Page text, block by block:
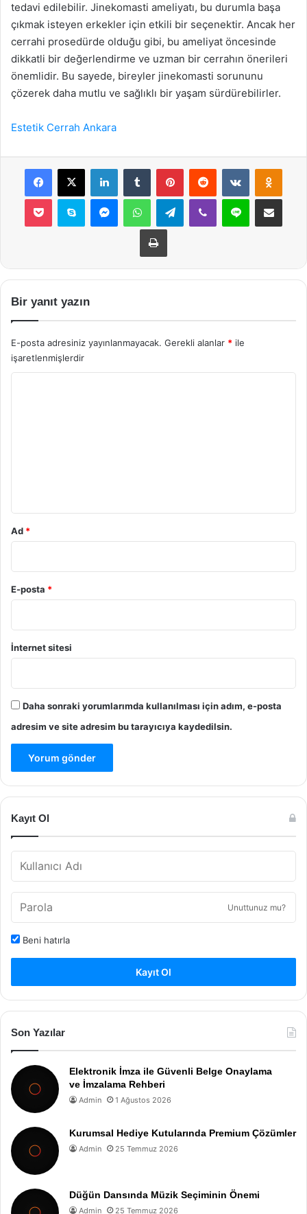
tedavi edilebilir. Jinekomasti ameliyatı, bu durumla başa
çıkmak isteyen erkekler için etkili bir seçenektir. Ancak her
cerrahi prosedürde olduğu gibi, bu ameliyat öncesinde
dikkatli bir değerlendirme ve uzman bir cerrahın önerileri
önemlidir. Bu sayede, bireyler jinekomasti sorununu
çözerek daha mutlu ve sağlıklı bir yaşam sürdürebilirler.
Estetik Cerrah Ankara
Facebook
X LinkedInTumblr PinterestReddit VKontakte
Pocket Skype MessengerWhatsAppTelegramViber Line E-Posta ile
Yazdır
Bir yanıt yazın
E-posta adresiniz yayınlanmayacak. Gerekli alanlar * ile
işaretlenmişlerdir
Ad *
E-posta *
İnternet sitesi
Daha sonraki yorumlarımda kullanılması için adım, e-posta
adresim ve site adresim bu tarayıcıya kaydedilsin.
Kayıt Ol
Unuttunuz mu?
Beni hatırla
Kayıt Ol
Son Yazılar
Elektronik İmza ile Güvenli Belge Onaylama
ve İmzalama Rehberi
Admin 1 Ağustos 2026
Kurumsal Hediye Kutularında Premium Çözümler
Admin 25 Temmuz 2026
Düğün Dansında Müzik Seçiminin Önemi
Admin 25 Temmuz 2026